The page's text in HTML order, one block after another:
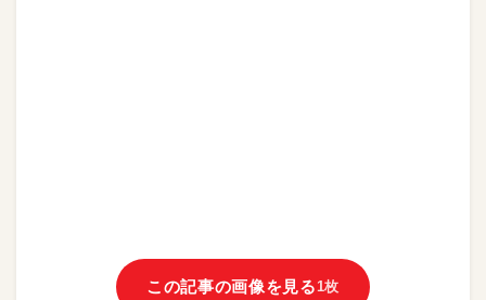
この記事の画像を見る 1枚